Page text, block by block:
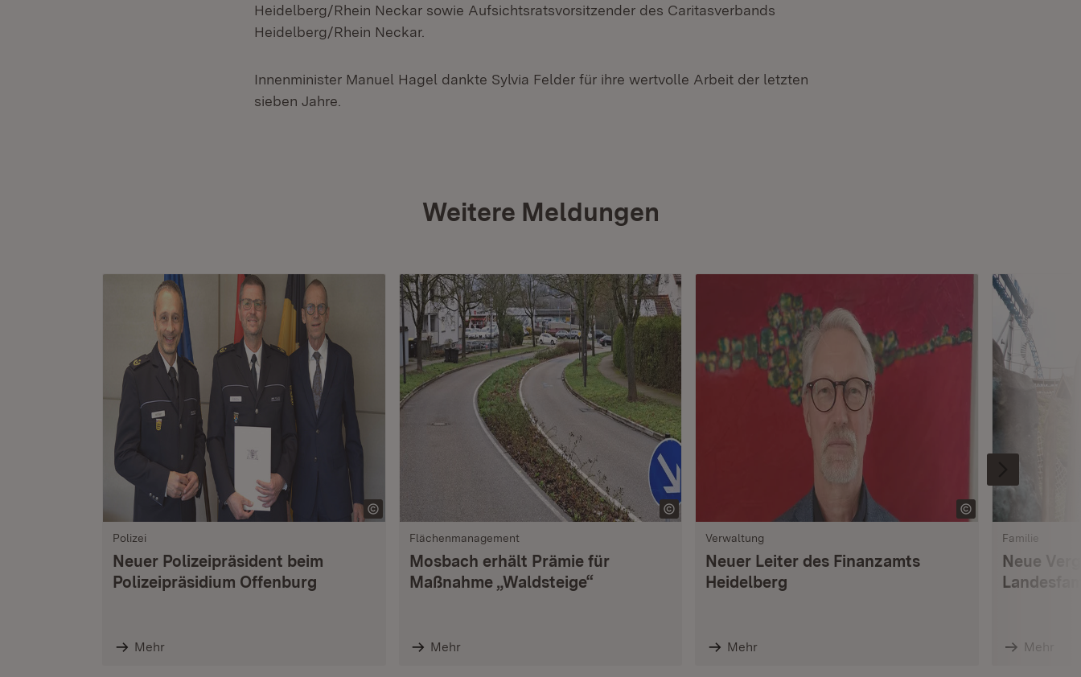
Heidelberg/Rhein Neckar sowie Aufsichtsratsvorsitzender des Caritasverbands
Heidelberg/Rhein Neckar.
Innenminister Manuel Hagel dankte Sylvia Felder für ihre wertvolle Arbeit der letzten
sieben Jahre.
Weitere Meldungen
Polizei
Neuer Polizeipräsident beim
Polizeipräsidium Offenburg
Mehr
Flächenmanagement
Mosbach erhält Prämie für
Maßnahme „Waldsteige“
Mehr
Verwaltung
Neuer Leiter des Finanzamts
Heidelberg
Mehr
Familie
Neue
Mehr